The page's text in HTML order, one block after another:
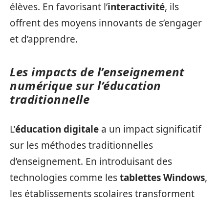
élèves. En favorisant l’interactivité, ils
offrent des moyens innovants de s’engager
et d’apprendre.
Les impacts de l’enseignement
numérique sur l’éducation
traditionnelle
L’éducation digitale a un impact significatif
sur les méthodes traditionnelles
d’enseignement. En introduisant des
technologies comme lestablettes Windows,
les établissements scolaires transforment